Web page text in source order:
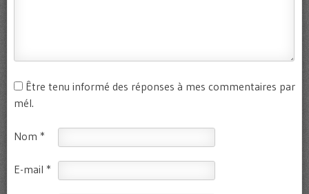
Être tenu informé des réponses à mes commentaires par
mél.
Nom *
E-mail *